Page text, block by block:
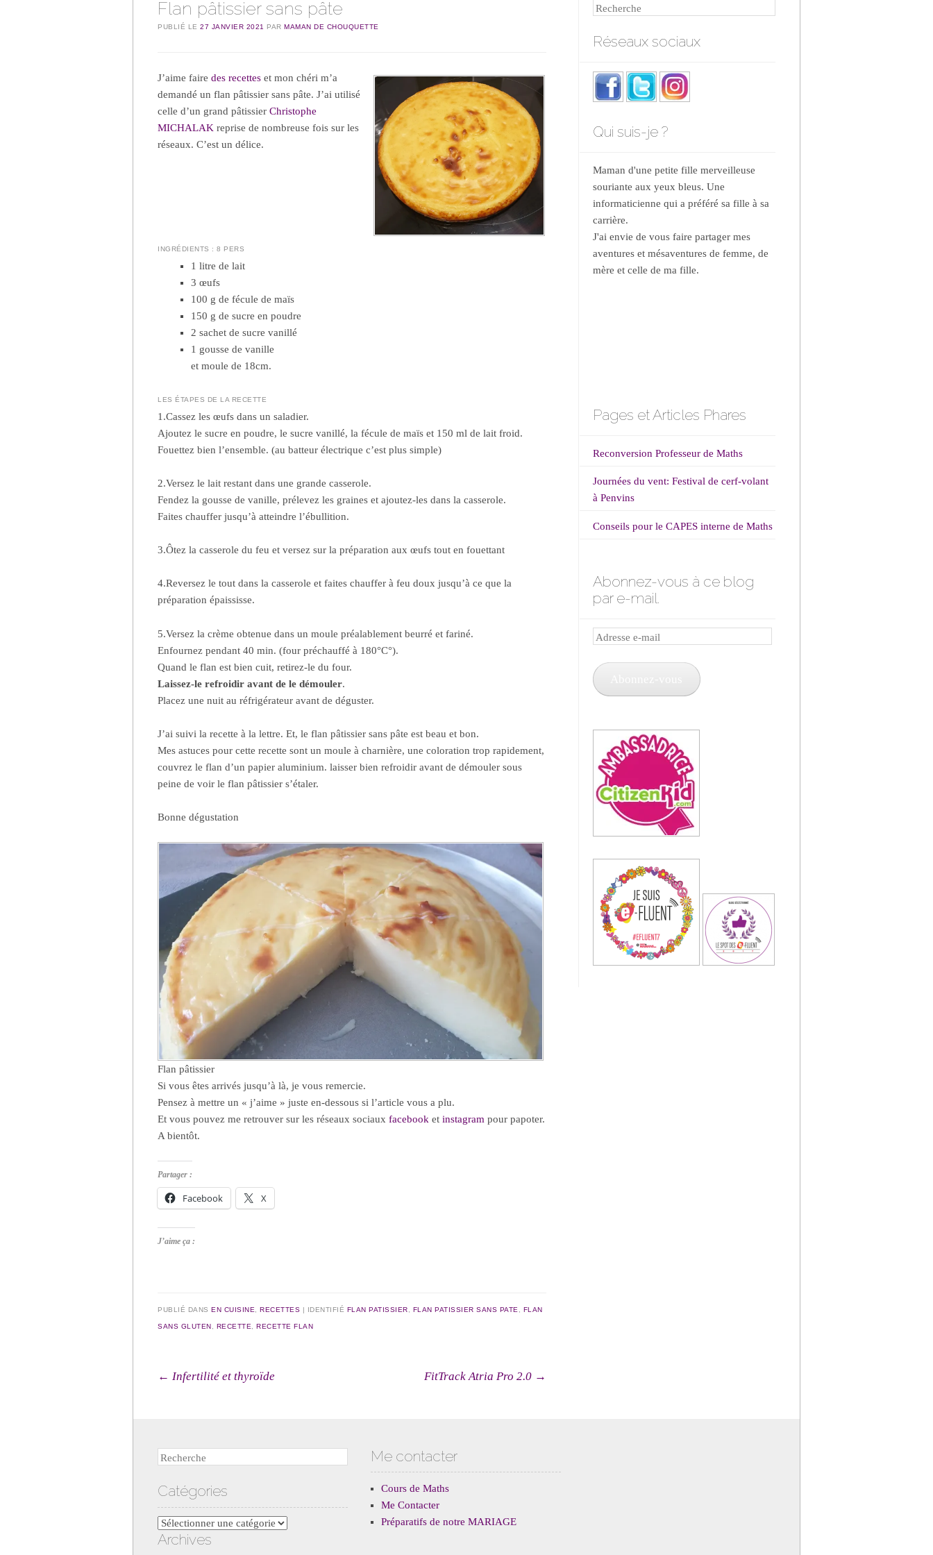
Flan pâtissier sans pâte
PUBLIÉ LE 27 JANVIER 2021 PAR MAMAN DE CHOUQUETTE
J’aime faire des recettes et mon chéri m’a
demandé un flan pâtissier sans pâte. J’ai utilisé
celle d’un grand pâtissier Christophe
MICHALAK reprise de nombreuse fois sur les
réseaux. C’est un délice.
INGRÉDIENTS : 8 PERS
1 litre de lait
3 œufs
100 g de fécule de maïs
150 g de sucre en poudre
2 sachet de sucre vanillé
1 gousse de vanille
et moule de 18cm.
LES ÉTAPES DE LA RECETTE
1.Cassez les œufs dans un saladier.
Ajoutez le sucre en poudre, le sucre vanillé, la fécule de maïs et 150 ml de lait froid.
Fouettez bien l’ensemble. (au batteur électrique c’est plus simple)
2.Versez le lait restant dans une grande casserole.
Fendez la gousse de vanille, prélevez les graines et ajoutez-les dans la casserole.
Faites chauffer jusqu’à atteindre l’ébullition.
3.Ôtez la casserole du feu et versez sur la préparation aux œufs tout en fouettant
4.Reversez le tout dans la casserole et faites chauffer à feu doux jusqu’à ce que la
préparation épaississe.
5.Versez la crème obtenue dans un moule préalablement beurré et fariné.
Enfournez pendant 40 min. (four préchauffé à 180°C°).
Quand le flan est bien cuit, retirez-le du four.
Laissez-le refroidir avant de le démouler.
Placez une nuit au réfrigérateur avant de déguster.
J’ai suivi la recette à la lettre. Et, le flan pâtissier sans pâte est beau et bon.
Mes astuces pour cette recette sont un moule à charnière, une coloration trop rapidement,
couvrez le flan d’un papier aluminium. laisser bien refroidir avant de démouler sous
peine de voir le flan pâtissier s’étaler.
Bonne dégustation
Flan pâtissier
Si vous êtes arrivés jusqu’à là, je vous remercie.
Pensez à mettre un « j’aime » juste en-dessous si l’article vous a plu.
Et vous pouvez me retrouver sur les réseaux sociaux facebook et instagram pour papoter.
A bientôt.
Partager :
Facebook X
J’aime ça :
PUBLIÉ DANS EN CUISINE RECETTES | IDENTIFIÉ FLAN PATISSIER FLAN PATISSIER SANS PATE FLAN
SANS GLUTEN RECETTE RECETTE FLAN
Navigation des articles
← Infertilité et thyroïde FitTrack Atria Pro 2.0 →
Recherche
Réseaux sociaux
Qui suis-je ?
Maman d'une petite fille merveilleuse
souriante aux yeux bleus. Une
informaticienne qui a préféré sa fille à sa
carrière.
J'ai envie de vous faire partager mes
aventures et mésaventures de femme, de
mère et celle de ma fille.
Pages et Articles Phares
Reconversion Professeur de Maths
Journées du vent: Festival de cerf-volant
à Penvins
Conseils pour le CAPES interne de Maths
Abonnez-vous à ce blog
par e-mail.
Adresse
mail
Recherche
Catégories
Catégories
Archives
Me contacter
Cours de Maths
Me Contacter
Préparatifs de notre MARIAGE